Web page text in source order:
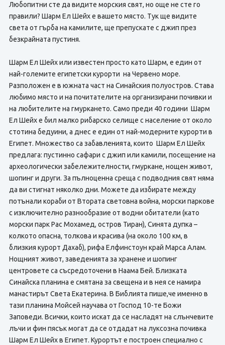
Любопитни сте да видите морския свят, но още не сте го
правили? Шарм Ел Шейх е вашето място. Тук ще видите
света от гърба на камилите, ще препускате с джип през
безкрайната пустиня.
Шарм Ел Шейх или известен просто като Шарм, е един от
най-големите египетски курорти на Червено море.
Разположен е в южната част на Синайския полуостров. Става
любимо място и на почитателите на организирани почивки и
на любителите на гмуркането. Само преди 40 години Шарм
Ел Шейх е бил малко рибарско селище с население от около
стотина бедуини, а днес е един от най-модерните курорти в
Египет. Множество са забавленията, които Шарм Ел Шейх
предлага: пустинно сафари с джип или камили, посещение на
археологически забележителности, гмуркане, нощен живот,
шопинг и други. За пълноценна среща с подводния свят няма
да ви стигнат няколко дни. Можете да избирате между
потънали кораби от Втората световна война, морски паркове
с изключително разнообразие от водни обитатели (като
морски парк Рас Мохамед, остров Тиран), Синята дупка –
колкото опасна, толкова и красива (на около 100 км, в
близкия курорт Дахаб), рифа Елфинстоун край Марса Алам.
Нощният живот, заведенията за хранене и шопинг
центровете са съсредоточени в Наама Бей. Близката
Синайска планина е смятана за свещена и в нея се намира
манастирът Света Екатерина. В Библията пише,че именно в
тази планина Мойсей научава от Господ 10-те Божи
Заповеди. Всички, които искат да се насладят на слънчевите
лъчи и фин пясък могат да се отдадат на луксозна почивка
Шарм Ел Шейх в Египет. Курортът е построен специално с